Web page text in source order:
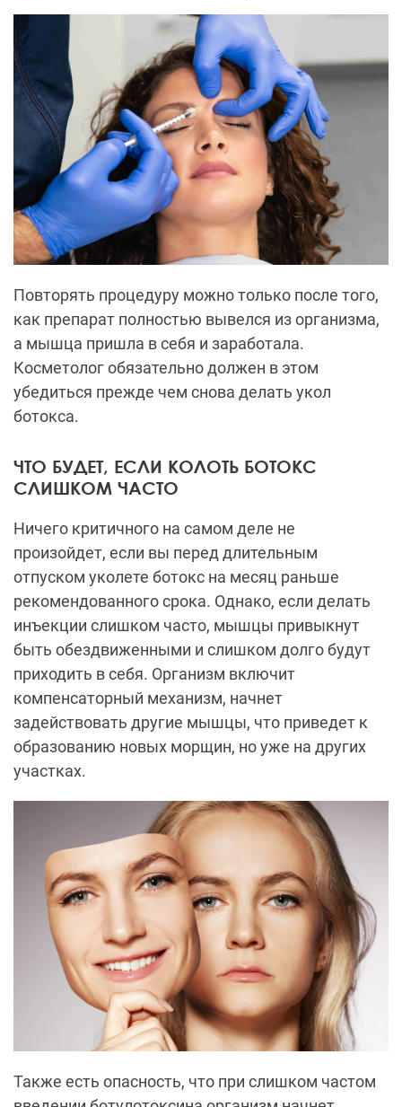
Повторять процедуру можно только после того,
как препарат полностью вывелся из организма,
а мышца пришла в себя и заработала.
Косметолог обязательно должен в этом
убедиться прежде чем снова делать укол
ботокса.
ЧТО БУДЕТ, ЕСЛИ КОЛОТЬ БОТОКС
СЛИШКОМ ЧАСТО
Ничего критичного на самом деле не
произойдет, если вы перед длительным
отпуском уколете ботокс на месяц раньше
рекомендованного срока. Однако, если делать
инъекции слишком часто, мышцы привыкнут
быть обездвиженными и слишком долго будут
приходить в себя. Организм включит
компенсаторный механизм, начнет
задействовать другие мышцы, что приведет к
образованию новых морщин, но уже на других
участках.
Также есть опасность, что при слишком частом